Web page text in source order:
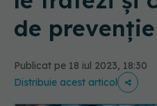
de
Publicat pe 18 iul 2023, 18:30
Distribuie acest articol